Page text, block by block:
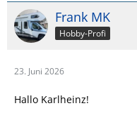
Frank MK
Hobby-Profi
23. Juni 2026
Hallo Karlheinz!